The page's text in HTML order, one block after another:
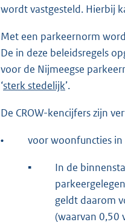
wordt vastgesteld. Hierbij
Met een parkeernorm
De in deze beleidsregels
voor de Nijmeegse
‘sterk stedelijk’.
De CROW-kencijfers zijn
• voor woonfuncties
▪
In de
geldt daarom
(waarvan 0,50